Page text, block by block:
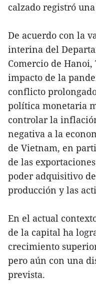
calzado registró
De acuerdo con la
interina del
Comercio de
impacto de la
conflicto
política monetaria
controlar la
negativa a la
de Vietnam, en
de las
poder adquisitivo
producción y las
En el actual
de la capital ha
crecimiento
pero aún con una
prevista.